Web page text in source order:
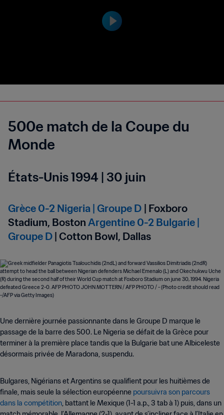
e 1986™ | Résumé vidéo
500e match de la Coupe du
Monde
États-Unis 1994 | 30 juin
Grèce 0-2 Nigeria | Groupe D | Foxboro
Stadium, BostonArgentine 0-2 Bulgarie |
Groupe D| Cotton Bowl, Dallas
Une dernière journée passionnante dans le Groupe D marque le
passage de la barre des 500. Le Nigeria se défait de la Grèce pour
terminer à la première place tandis que la Bulgarie bat une Albiceleste
désormais privée de Maradona, suspendu.
Bulgares, Nigérians et Argentins se qualifient pour les huitièmes de
finale, mais seule la sélection européenne poursuivra son parcours
dans la compétition, battant le Mexique (1-1 a.p., 3 tab à 1) puis, dans un